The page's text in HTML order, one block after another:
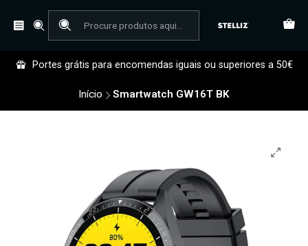
Portes grátis para encomendas iguais ou superiores a 50€
Início Smartwatch GW16T BK